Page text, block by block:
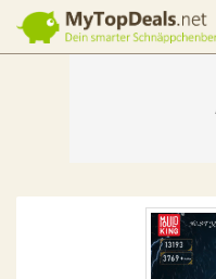
Dein smarter Schnäppchenberater